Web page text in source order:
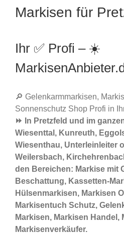
Markisen für
Ihr ✅ Profi – ☀️
🔎 Gelenkarmmarkisen,
Sonnenschutz Shop Profi in
⏩ In Pretzfeld und im
Wiesenttal, Kunreuth,
Wiesenthau, Unterleinleiter
Weilersbach,
den Bereichen: Markise mit
Beschattung, Kassetten-
Hülsenmarkisen, Markisen
Markisentuch Schutz,
Markisen, Markisen Handel,
Markisenverkäufer.